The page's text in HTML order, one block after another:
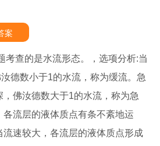
案
考查的是水流形态。，选项分析:当
德数小于1的水流，称为缓流。急
佛汝德数大于1的水流，称为急
流层的液体质点有条不紊地运
速较大，各流层的液体质点形成